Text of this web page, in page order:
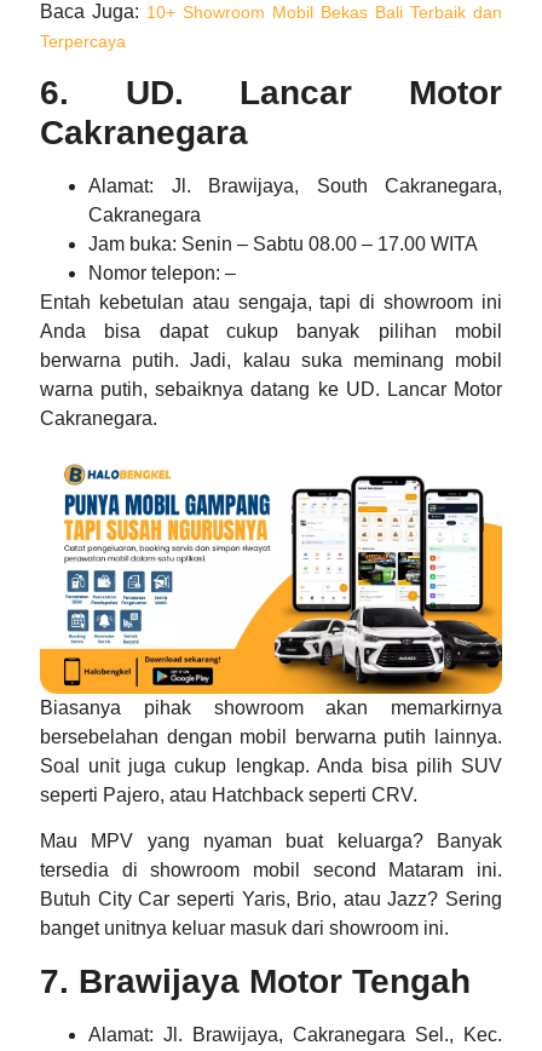
Baca Juga: 10+ Showroom Mobil Bekas Bali Terbaik dan
Terpercaya
6. UD. Lancar Motor
Cakranegara
Alamat: Jl. Brawijaya, South Cakranegara,
Cakranegara
Jam buka: Senin – Sabtu 08.00 – 17.00 WITA
Nomor telepon: –
Entah kebetulan atau sengaja, tapi di showroom ini
Anda bisa dapat cukup banyak pilihan mobil
berwarna putih. Jadi, kalau suka meminang mobil
warna putih, sebaiknya datang ke UD. Lancar Motor
Cakranegara.
Biasanya pihak showroom akan memarkirnya
bersebelahan dengan mobil berwarna putih lainnya.
Soal unit juga cukup lengkap. Anda bisa pilih SUV
seperti Pajero, atau Hatchback seperti CRV.
Mau MPV yang nyaman buat keluarga? Banyak
tersedia di showroom mobil second Mataram ini.
Butuh City Car seperti Yaris, Brio, atau Jazz? Sering
banget unitnya keluar masuk dari showroom ini.
7. Brawijaya Motor Tengah
Alamat: Jl. Brawijaya, Cakranegara Sel., Kec.